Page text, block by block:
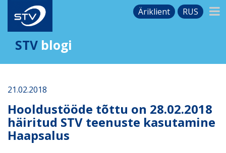
Äriklient RUS
STV blogi
21.02.2018
Hooldustööde tõttu on 28.02.2018
häiritud STV teenuste kasutamine
Haapsalus